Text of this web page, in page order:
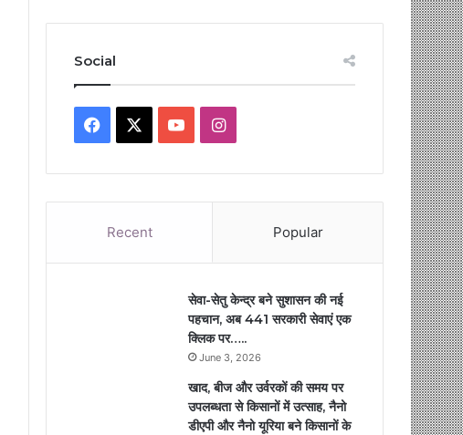
Social
Facebook YouTubeInstagram
Recent Popular
सेवा-सेतु केन्द्र बने सुशासन की नई
पहचान, अब 441 सरकारी सेवाएं एक
क्लिक पर…..
June 3, 2026
खाद, बीज और उर्वरकों की समय पर
उपलब्धता से किसानों में उत्साह, नैनो
डीएपी और नैनो यूरिया बने किसानों के